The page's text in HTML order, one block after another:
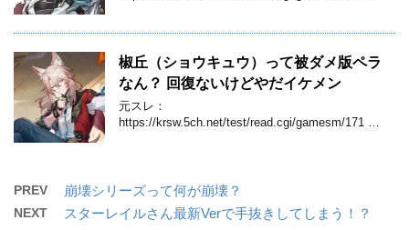
椒丘（ショウキュウ）って被ダメ版ペラ
なん？ 回復ないけどやだイケメン
元スレ：
https://krsw.5ch.net/test/read.cgi/gamesm/171 …
PREV 崩壊シリーズって何が崩壊？
NEXT スターレイルさん最新Verで手抜きしてしまう！？